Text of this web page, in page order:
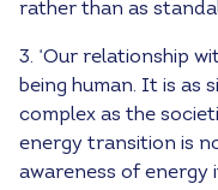
rather than as
3. ‘Our relationship
being human. It is as
complex as the
energy transition is
awareness of energy